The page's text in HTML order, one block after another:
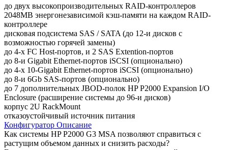
до двух высокопроизводительных RAID-контроллеров
2048MB энергонезависимой кэш-памяти на каждом RAID-
контроллере
дисковая подсистема SAS / SATA (до 12-и дисков с
возможностью горячей замены)
до 4-х FC Host-портов, и 2 SAS Extention-портов
до 8-и Gigabit Ethernet-портов iSCSI (опционально)
до 4-х 10-Gigabit Ethernet-портов iSCSI (опционально)
до 8-и 6Gb SAS-портов (опционально)
до 7 дополнительных JBOD-полок HP P2000 Expansion I/O
Enclosure (расширение системы до 96-и дисков)
корпус 2U RackMount
отказоустойчивый источник питания
Конфигуратор Описание
Как системы HP P2000 G3 MSA позволяют справиться с
растущим объемом данных и снизить расходы?